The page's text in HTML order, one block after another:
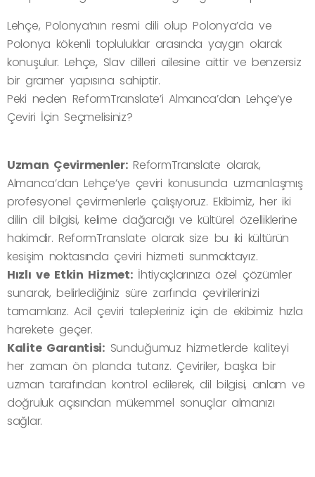
Lehçe, Polonya’nın resmi dili olup Polonya’da ve
Polonya kökenli topluluklar arasında yaygın olarak
konuşulur. Lehçe, Slav dilleri ailesine aittir ve benzersiz
bir gramer yapısına sahiptir.
Peki neden ReformTranslate’i Almanca’dan Lehçe’ye
Çeviri İçin Seçmelisiniz?
Uzman Çevirmenler:ReformTranslate olarak,
Almanca’dan Lehçe’ye çeviri konusunda uzmanlaşmış
profesyonel çevirmenlerle çalışıyoruz. Ekibimiz, her iki
dilin dil bilgisi, kelime dağarcığı ve kültürel özelliklerine
hakimdir. ReformTranslate olarak size bu iki kültürün
kesişim noktasında çeviri hizmeti sunmaktayız.
Hızlı ve Etkin Hizmet:İhtiyaçlarınıza özel çözümler
sunarak, belirlediğiniz süre zarfında çevirilerinizi
tamamlarız. Acil çeviri talepleriniz için de ekibimiz hızla
harekete geçer.
Kalite Garantisi:Sunduğumuz hizmetlerde kaliteyi
her zaman ön planda tutarız. Çeviriler, başka bir
uzman tarafından kontrol edilerek, dil bilgisi, anlam ve
doğruluk açısından mükemmel sonuçlar almanızı
sağlar.